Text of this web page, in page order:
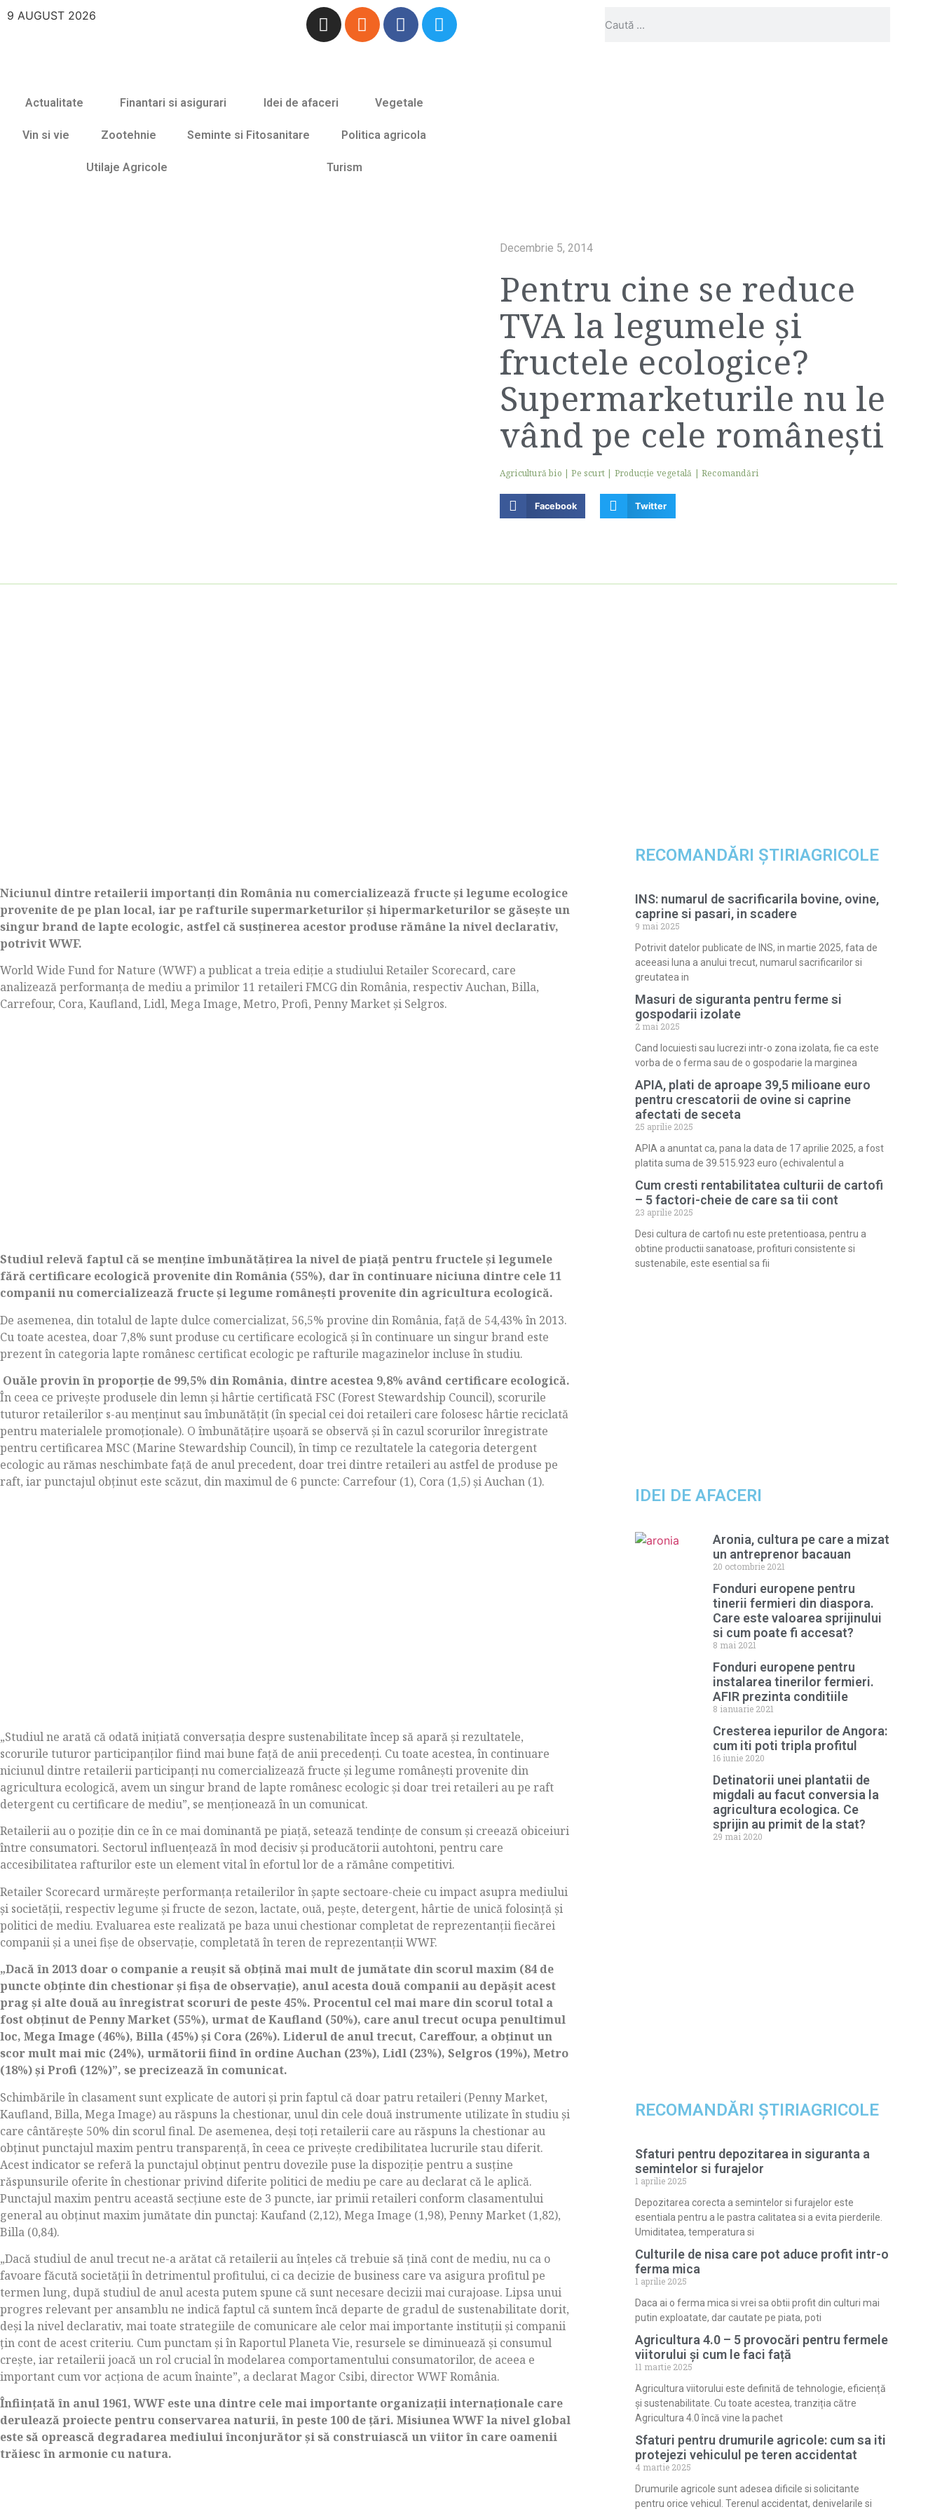
9 AUGUST 2026
Actualitate Finantari si asigurari Idei de afaceri Vegetale
Vin si vie Zootehnie Seminte si Fitosanitare Politica agricola
Utilaje Agricole Turism
Decembrie 5, 2014
Pentru cine se reduce
TVA la legumele și
fructele ecologice?
Supermarketurile nu le
vând pe cele românești
Agricultură bio |Pe scurt | Producție vegetală | Recomandări
Facebook Twitter
Niciunul dintre retailerii importanţi din România nu comercializează fructe şi legume ecologice
provenite de pe plan local, iar pe rafturile supermarketurilor şi hipermarketurilor se găseşte un
singur brand de lapte ecologic, astfel că susţinerea acestor produse rămâne la nivel declarativ,
potrivit WWF.
World Wide Fund for Nature (WWF) a publicat a treia ediţie a studiului Retailer Scorecard, care
analizează performanţa de mediu a primilor 11 retaileri FMCG din România, respectiv Auchan, Billa,
Carrefour, Cora, Kaufland, Lidl, Mega Image, Metro, Profi, Penny Market şi Selgros.
Studiul relevă faptul că se menţine îmbunătăţirea la nivel de piaţă pentru fructele şi legumele
fără certificare ecologică provenite din România (55%), dar în continuare niciuna dintre cele 11
companii nu comercializează fructe şi legume româneşti provenite din agricultura ecologică.
De asemenea, din totalul de lapte dulce comercializat, 56,5% provine din România, faţă de 54,43% în 2013.
Cu toate acestea, doar 7,8% sunt produse cu certificare ecologică şi în continuare un singur brand este
prezent în categoria lapte românesc certificat ecologic pe rafturile magazinelor incluse în studiu.
Ouăle provin în proporţie de 99,5% din România, dintre acestea 9,8% având certificare ecologică.
În ceea ce priveşte produsele din lemn şi hârtie certificată FSC (Forest Stewardship Council), scorurile
tuturor retailerilor s-au menţinut sau îmbunătăţit (în special cei doi retaileri care folosesc hârtie reciclată
pentru materialele promoţionale). O îmbunătăţire uşoară se observă şi în cazul scorurilor înregistrate
pentru certificarea MSC (Marine Stewardship Council), în timp ce rezultatele la categoria detergent
ecologic au rămas neschimbate faţă de anul precedent, doar trei dintre retaileri au astfel de produse pe
raft, iar punctajul obţinut este scăzut, din maximul de 6 puncte: Carrefour (1), Cora (1,5) şi Auchan (1).
„Studiul ne arată că odată iniţiată conversaţia despre sustenabilitate încep să apară şi rezultatele,
scorurile tuturor participanţilor fiind mai bune faţă de anii precedenţi. Cu toate acestea, în continuare
niciunul dintre retailerii participanţi nu comercializează fructe şi legume româneşti provenite din
agricultura ecologică, avem un singur brand de lapte românesc ecologic şi doar trei retaileri au pe raft
detergent cu certificare de mediu”, se menţionează în un comunicat.
Retailerii au o poziţie din ce în ce mai dominantă pe piaţă, setează tendinţe de consum şi creează obiceiuri
între consumatori. Sectorul influenţează în mod decisiv şi producătorii autohtoni, pentru care
accesibilitatea rafturilor este un element vital în efortul lor de a rămâne competitivi.
Retailer Scorecard urmăreşte performanţa retailerilor în şapte sectoare-cheie cu impact asupra mediului
şi societăţii, respectiv legume şi fructe de sezon, lactate, ouă, peşte, detergent, hârtie de unică folosinţă şi
politici de mediu. Evaluarea este realizată pe baza unui chestionar completat de reprezentanţii fiecărei
companii şi a unei fişe de observaţie, completată în teren de reprezentanţii WWF.
„Dacă în 2013 doar o companie a reuşit să obţină mai mult de jumătate din scorul maxim (84 de
puncte obţinte din chestionar şi fişa de observaţie), anul acesta două companii au depăşit acest
prag şi alte două au înregistrat scoruri de peste 45%. Procentul cel mai mare din scorul total a
fost obţinut de Penny Market (55%), urmat de Kaufland (50%), care anul trecut ocupa penultimul
loc, Mega Image (46%), Billa (45%) şi Cora (26%). Liderul de anul trecut, Careffour, a obţinut un
scor mult mai mic (24%), următorii fiind în ordine Auchan (23%), Lidl (23%), Selgros (19%), Metro
(18%) şi Profi (12%)”, se precizează în comunicat.
Schimbările în clasament sunt explicate de autori şi prin faptul că doar patru retaileri (Penny Market,
Kaufland, Billa, Mega Image) au răspuns la chestionar, unul din cele două instrumente utilizate în studiu şi
care cântăreşte 50% din scorul final. De asemenea, deşi toţi retailerii care au răspuns la chestionar au
obţinut punctajul maxim pentru transparenţă, în ceea ce priveşte credibilitatea lucrurile stau diferit.
Acest indicator se referă la punctajul obţinut pentru dovezile puse la dispoziţie pentru a susţine
răspunsurile oferite în chestionar privind diferite politici de mediu pe care au declarat că le aplică.
Punctajul maxim pentru această secţiune este de 3 puncte, iar primii retaileri conform clasamentului
general au obţinut maxim jumătate din punctaj: Kaufand (2,12), Mega Image (1,98), Penny Market (1,82),
Billa (0,84).
„Dacă studiul de anul trecut ne-a arătat că retailerii au înţeles că trebuie să ţină cont de mediu, nu ca o
favoare făcută societăţii în detrimentul profitului, ci ca decizie de business care va asigura profitul pe
termen lung, după studiul de anul acesta putem spune că sunt necesare decizii mai curajoase. Lipsa unui
progres relevant per ansamblu ne indică faptul că suntem încă departe de gradul de sustenabilitate dorit,
deşi la nivel declarativ, mai toate strategiile de comunicare ale celor mai importante instituţii şi companii
ţin cont de acest criteriu. Cum punctam şi în Raportul Planeta Vie, resursele se diminuează şi consumul
creşte, iar retailerii joacă un rol crucial în modelarea comportamentului consumatorilor, de aceea e
important cum vor acţiona de acum înainte”, a declarat Magor Csibi, director WWF România.
Înfiinţată în anul 1961, WWF este una dintre cele mai importante organizaţii internaţionale care
derulează proiecte pentru conservarea naturii, în peste 100 de ţări. Misiunea WWF la nivel global
este să oprească degradarea mediului înconjurător şi să construiască un viitor în care oamenii
trăiesc în armonie cu natura.
RECOMANDĂRI ȘTIRIAGRICOLE
INS: numarul de sacrificarila bovine, ovine,
caprine si pasari, in scadere
9 mai 2025
Potrivit datelor publicate de INS, in martie 2025, fata de
aceeasi luna a anului trecut, numarul sacrificarilor si
greutatea in
Masuri de siguranta pentru ferme si
gospodarii izolate
2 mai 2025
Cand locuiesti sau lucrezi intr-o zona izolata, fie ca este
vorba de o ferma sau de o gospodarie la marginea
APIA, plati de aproape 39,5 milioane euro
pentru crescatorii de ovine si caprine
afectati de seceta
25 aprilie 2025
APIA a anuntat ca, pana la data de 17 aprilie 2025, a fost
platita suma de 39.515.923 euro (echivalentul a
Cum cresti rentabilitatea culturii de cartofi
– 5 factori-cheie de care sa tii cont
23 aprilie 2025
Desi cultura de cartofi nu este pretentioasa, pentru a
obtine productii sanatoase, profituri consistente si
sustenabile, este esential sa fii
IDEI DE AFACERI
Aronia, cultura pe care a mizat
un antreprenor bacauan
20 octombrie 2021
Fonduri europene pentru
tinerii fermieri din diaspora.
Care este valoarea sprijinului
si cum poate fi accesat?
8 mai 2021
Fonduri europene pentru
instalarea tinerilor fermieri.
AFIR prezinta conditiile
8 ianuarie 2021
Cresterea iepurilor de Angora:
cum iti poti tripla profitul
16 iunie 2020
Detinatorii unei plantatii de
migdali au facut conversia la
agricultura ecologica. Ce
sprijin au primit de la stat?
29 mai 2020
RECOMANDĂRI ȘTIRIAGRICOLE
Sfaturi pentru depozitarea in siguranta a
semintelor si furajelor
1 aprilie 2025
Depozitarea corecta a semintelor si furajelor este
esentiala pentru a le pastra calitatea si a evita pierderile.
Umiditatea, temperatura si
Culturile de nisa care pot aduce profit intr-o
ferma mica
1 aprilie 2025
Daca ai o ferma mica si vrei sa obtii profit din culturi mai
putin exploatate, dar cautate pe piata, poti
Agricultura 4.0 – 5 provocări pentru fermele
viitorului și cum le faci față
11 martie 2025
Agricultura viitorului este definită de tehnologie, eficiență
și sustenabilitate. Cu toate acestea, tranziția către
Agricultura 4.0 încă vine la pachet
Sfaturi pentru drumurile agricole: cum sa iti
protejezi vehiculul pe teren accidentat
4 martie 2025
Drumurile agricole sunt adesea dificile si solicitante
pentru orice vehicul. Terenul accidentat, denivelarile si